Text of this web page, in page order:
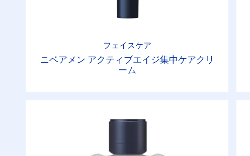
フェイスケア
ニベアメン アクティブエイジ集中ケアクリ
ーム